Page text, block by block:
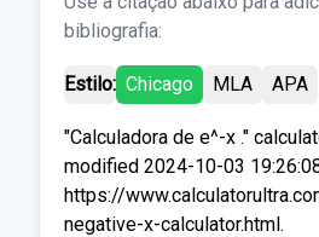
bibliografia:
Estilo: Chicago MLA APA
"Calculadora de e^-x ."
modified 2024-10-03
https://
negative-x-calculator.html.